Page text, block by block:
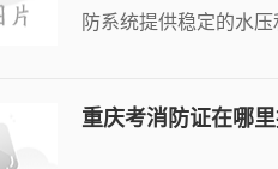
防系统提供稳定的水
重庆考消防证在哪